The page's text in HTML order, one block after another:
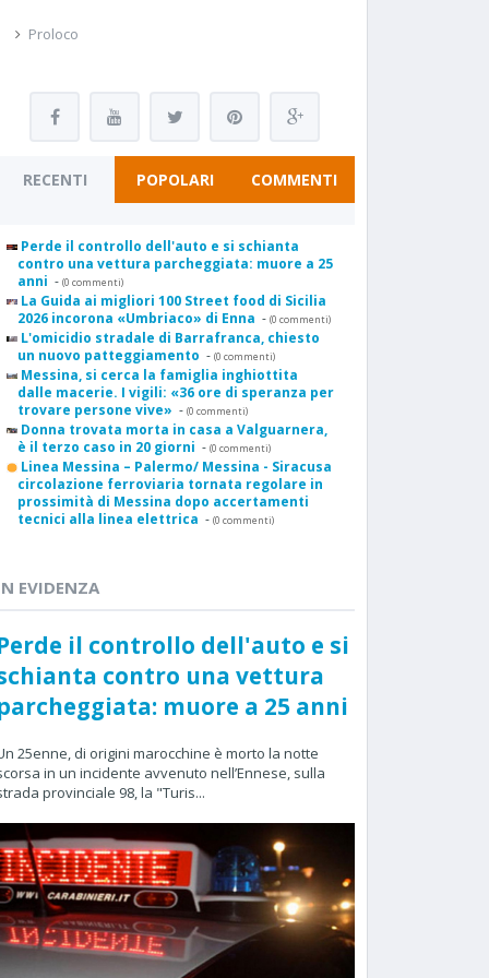
Proloco
RECENTI POPOLARI COMMENTI
Perde il controllo dell'auto e si schianta
contro una vettura parcheggiata: muore a 25
anni - (0 commenti)
La Guida ai migliori 100 Street food di Sicilia
2026 incorona «Umbriaco» di Enna - (0 commenti)
L'omicidio stradale di Barrafranca, chiesto
un nuovo patteggiamento - (0 commenti)
Messina, si cerca la famiglia inghiottita
dalle macerie. I vigili: «36 ore di speranza per
trovare persone vive» - (0 commenti)
Donna trovata morta in casa a Valguarnera,
è il terzo caso in 20 giorni - (0 commenti)
Linea Messina – Palermo/ Messina - Siracusa
circolazione ferroviaria tornata regolare in
prossimità di Messina dopo accertamenti
tecnici alla linea elettrica - (0 commenti)
EVIDENZA
il controllo dell'auto e si
contro una vettura
muore a 25 anni
25enne, di origini marocchine è morto la notte
in un incidente avvenuto nell’Ennese, sulla
provinciale 98, la "Turis...